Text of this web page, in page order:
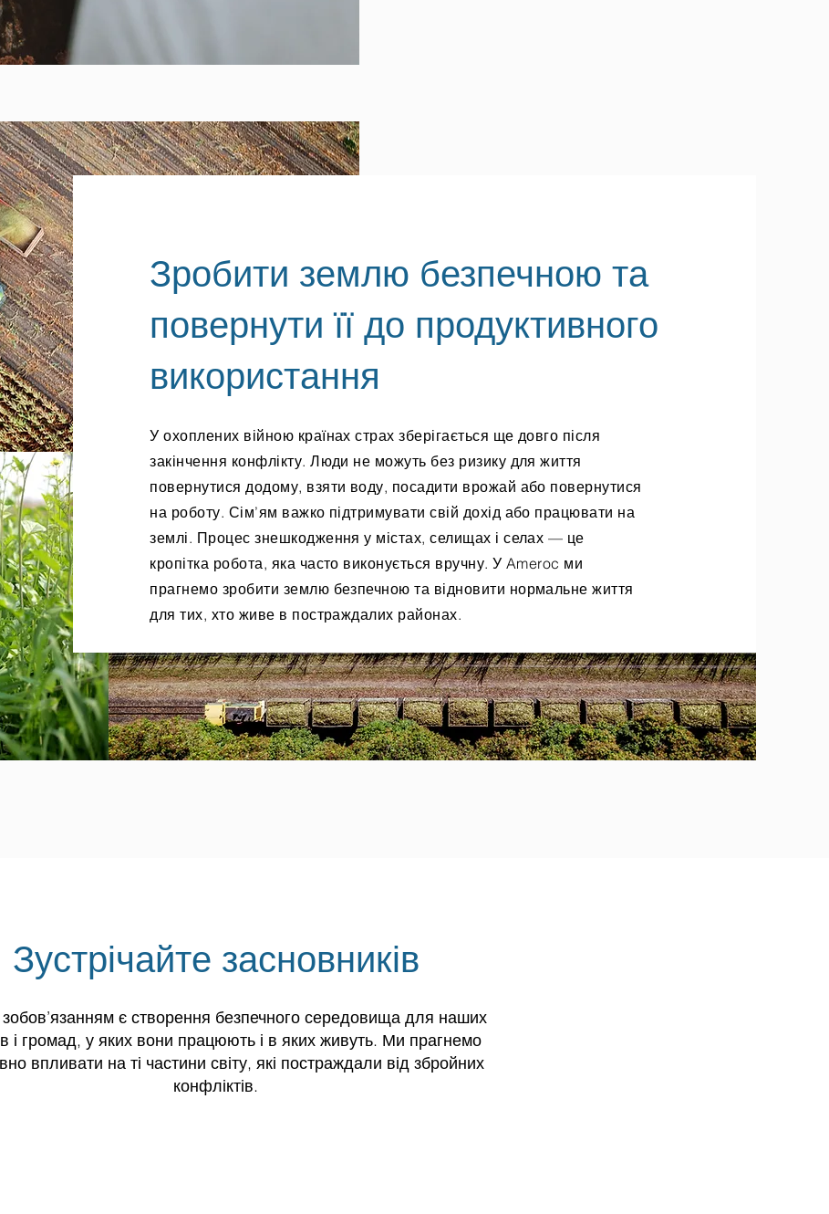
Зробити землю безпечною та
повернути її до продуктивного
використання
У охоплених війною країнах страх зберігається ще довго після
закінчення конфлікту. Люди не можуть без ризику для життя
повернутися додому, взяти воду, посадити врожай або повернутися
на роботу. Сім’ям важко підтримувати свій дохід або працювати на
землі. Процес знешкодження у містах, селищах і селах — це
кропітка робота, яка часто виконується вручну. У Ameroc ми
прагнемо зробити землю безпечною та відновити нормальне життя
для тих, хто живе в постраждалих районах.
Зустрічайте засновників
є створення безпечного середовища для наших
і громад, у яких вони працюють і в яких живуть. Ми прагнемо
впливати на ті частини світу, які постраждали від збройних
конфліктів.